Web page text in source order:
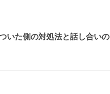
いた側の対処法と話し合いの